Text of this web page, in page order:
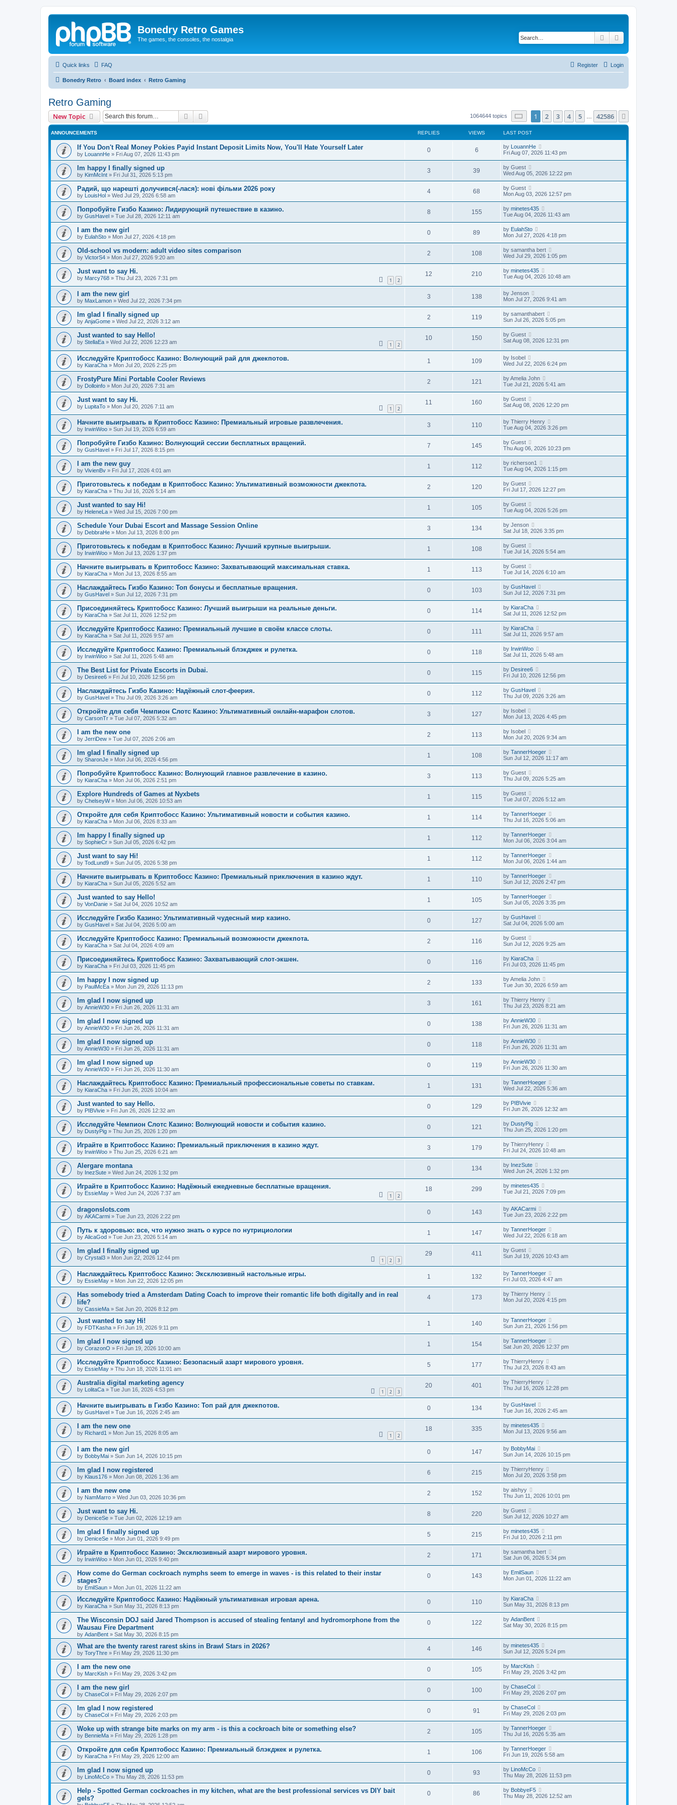
Bonedry Retro Games
The games, the consoles, the nostalgia Search
Quick links FAQ Login
Register
Bonedry Retro Board index Retro Gaming
Retro Gaming
New Topic Search 1064644 topics Page of 42586
1 2 3 4 5 42586
ANNOUNCEMENTS REPLIES VIEWS LAST POST
If You Don't Real Money Pokies Payid Instant Deposit Limits Now, You'll Hate Yourself Later
by LouannHe » Fri Aug 07, 2026 11:43 pm
0 6 by LouannHe
Fri Aug 07, 2026 11:43 pm
Im happy I finally signed up
by KimMcInt » Fri Jul 31, 2026 5:13 pm
3 39 by Guest
Wed Aug 05, 2026 12:22 pm
Радий, що нарешті долучився(-лася): нові фільми 2026 року
by LouisHol » Wed Jul 29, 2026 6:58 am
4 68 by Guest
Mon Aug 03, 2026 12:57 pm
Попробуйте Гизбо Казино: Лидирующий путешествие в казино.
by GusHavel » Tue Jul 28, 2026 12:11 am
8 155 by minetes435
Tue Aug 04, 2026 11:43 am
I am the new girl
by EulahSto » Mon Jul 27, 2026 4:18 pm
0 89 by EulahSto
Mon Jul 27, 2026 4:18 pm
Old-school vs modern: adult video sites comparison
by VictorS4 » Mon Jul 27, 2026 9:20 am
2 108 by samantha bert
Wed Jul 29, 2026 1:05 pm
Just want to say Hi.
by Marcy768 » Thu Jul 23, 2026 7:31 pm 1 2
12 210 by minetes435
Tue Aug 04, 2026 10:48 am
I am the new girl
by MaxLamon » Wed Jul 22, 2026 7:34 pm
3 138 by Jenson
Mon Jul 27, 2026 9:41 am
Im glad I finally signed up
by AnjaGome » Wed Jul 22, 2026 3:12 am
2 119 by samanthabert
Sun Jul 26, 2026 5:05 pm
Just wanted to say Hello!
by StellaEa » Wed Jul 22, 2026 12:23 am 1 2
10 150 by Guest
Sat Aug 08, 2026 12:31 pm
Исследуйте Криптобосс Казино: Волнующий рай для джекпотов.
by KiaraCha » Mon Jul 20, 2026 2:25 pm
1 109 by Isobel
Wed Jul 22, 2026 6:24 pm
FrostyPure Mini Portable Cooler Reviews
by Dolloinfo » Mon Jul 20, 2026 7:31 am
2 121 byAmelia John
Tue Jul 21, 2026 5:41 am
Just want to say Hi.
by LupitaTo » Mon Jul 20, 2026 7:11 am 1 2
11 160 by Guest
Sat Aug 08, 2026 12:20 pm
Начните выигрывать в Криптобосс Казино: Премиальный игровые развлечения.
by IrwinWoo » Sun Jul 19, 2026 6:59 am
3 110 by Thierry Henry
Tue Aug 04, 2026 3:26 pm
Попробуйте Гизбо Казино: Волнующий сессии бесплатных вращений.
by GusHavel » Fri Jul 17, 2026 8:15 pm
7 145 by Guest
Thu Aug 06, 2026 10:23 pm
I am the new guy
by VivienBv » Fri Jul 17, 2026 4:01 am
1 112 by richerson1
Tue Aug 04, 2026 1:15 pm
Приготовьтесь к победам в Криптобосс Казино: Ультимативный возможности джекпота.
by KiaraCha » Thu Jul 16, 2026 5:14 am
2 120 by Guest
Fri Jul 17, 2026 12:27 pm
Just wanted to say Hi!
by HeleneLa » Wed Jul 15, 2026 7:00 pm
1 105 by Guest
Tue Aug 04, 2026 5:26 pm
Schedule Your Dubai Escort and Massage Session Online
by DebbraHe » Mon Jul 13, 2026 8:00 pm
3 134 by Jenson
Sat Jul 18, 2026 3:35 pm
Приготовьтесь к победам в Криптобосс Казино: Лучший крупные выигрыши.
by IrwinWoo » Mon Jul 13, 2026 1:37 pm
1 108 by Guest
Tue Jul 14, 2026 5:54 am
Начните выигрывать в Криптобосс Казино: Захватывающий максимальная ставка.
by KiaraCha » Mon Jul 13, 2026 8:55 am
1 113 by Guest
Tue Jul 14, 2026 6:10 am
Наслаждайтесь Гизбо Казино: Топ бонусы и бесплатные вращения.
by GusHavel » Sun Jul 12, 2026 7:31 pm
0 103 by GusHavel
Sun Jul 12, 2026 7:31 pm
Присоединяйтесь Криптобосс Казино: Лучший выигрыши на реальные деньги.
by KiaraCha » Sat Jul 11, 2026 12:52 pm
0 114 by KiaraCha
Sat Jul 11, 2026 12:52 pm
Исследуйте Криптобосс Казино: Премиальный лучшие в своём классе слоты.
by KiaraCha » Sat Jul 11, 2026 9:57 am
0 111 by KiaraCha
Sat Jul 11, 2026 9:57 am
Исследуйте Криптобосс Казино: Премиальный блэкджек и рулетка.
by IrwinWoo » Sat Jul 11, 2026 5:48 am
0 118 by IrwinWoo
Sat Jul 11, 2026 5:48 am
The Best List for Private Escorts in Dubai.
by Desiree6 » Fri Jul 10, 2026 12:56 pm
0 115 by Desiree6
Fri Jul 10, 2026 12:56 pm
Наслаждайтесь Гизбо Казино: Надёжный слот-феерия.
by GusHavel » Thu Jul 09, 2026 3:26 am
0 112 by GusHavel
Thu Jul 09, 2026 3:26 am
Откройте для себя Чемпион Слотс Казино: Ультимативный онлайн-марафон слотов.
by CarsonTr » Tue Jul 07, 2026 5:32 am
3 127 by Isobel
Mon Jul 13, 2026 4:45 pm
I am the new one
by JerriDew » Tue Jul 07, 2026 2:06 am
2 113 by Isobel
Mon Jul 20, 2026 9:34 am
Im glad I finally signed up
by SharonJe » Mon Jul 06, 2026 4:56 pm
1 108 by TannerHoeger
Sun Jul 12, 2026 11:17 am
Попробуйте Криптобосс Казино: Волнующий главное развлечение в казино.
by KiaraCha » Mon Jul 06, 2026 2:51 pm
3 113 by Guest
Thu Jul 09, 2026 5:25 am
Explore Hundreds of Games at Nyxbets
by ChelseyW» Mon Jul 06, 2026 10:53 am
1 115 by Guest
Tue Jul 07, 2026 5:12 am
Откройте для себя Криптобосс Казино: Ультимативный новости и события казино.
by KiaraCha » Mon Jul 06, 2026 8:33 am
1 114 by TannerHoeger
Thu Jul 16, 2026 5:06 am
Im happy I finally signed up
by SophieCr » Sun Jul 05, 2026 6:42 pm
1 112 by TannerHoeger
Mon Jul 06, 2026 3:04 am
Just want to say Hi!
by TodLund9 » Sun Jul 05, 2026 5:38 pm
1 112 by TannerHoeger
Mon Jul 06, 2026 1:44 am
Начните выигрывать в Криптобосс Казино: Премиальный приключения в казино ждут.
by KiaraCha » Sun Jul 05, 2026 5:52 am
1 110 by TannerHoeger
Sun Jul 12, 2026 2:47 pm
Just wanted to say Hello!
by VonDanie » Sat Jul 04, 2026 10:52 am
1 105 by TannerHoeger
Sun Jul 05, 2026 3:35 pm
Исследуйте Гизбо Казино: Ультимативный чудесный мир казино.
by GusHavel » Sat Jul 04, 2026 5:00 am
0 127 by GusHavel
Sat Jul 04, 2026 5:00 am
Исследуйте Криптобосс Казино: Премиальный возможности джекпота.
by KiaraCha » Sat Jul 04, 2026 4:09 am
2 116 by Guest
Sun Jul 12, 2026 9:25 am
Присоединяйтесь Криптобосс Казино: Захватывающий слот-экшен.
by KiaraCha » Fri Jul 03, 2026 11:45 pm
0 116 by KiaraCha
Fri Jul 03, 2026 11:45 pm
Im happy I now signed up
by PaulMcEa » Mon Jun 29, 2026 11:13 pm
2 133 byAmelia John
Tue Jun 30, 2026 6:59 am
Im glad I now signed up
by AnnieW30 » Fri Jun 26, 2026 11:31 am
3 161 by Thierry Henry
Thu Jul 23, 2026 8:21 am
Im glad I now signed up
by AnnieW30 » Fri Jun 26, 2026 11:31 am
0 138 by AnnieW30
Fri Jun 26, 2026 11:31 am
Im glad I now signed up
by AnnieW30 » Fri Jun 26, 2026 11:31 am
0 118 by AnnieW30
Fri Jun 26, 2026 11:31 am
Im glad I now signed up
by AnnieW30 » Fri Jun 26, 2026 11:30 am
0 119 by AnnieW30
Fri Jun 26, 2026 11:30 am
Наслаждайтесь Криптобосс Казино: Премиальный профессиональные советы по ставкам.
by KiaraCha » Fri Jun 26, 2026 10:04 am
1 131 by TannerHoeger
Wed Jul 22, 2026 5:36 am
Just wanted to say Hello.
by PIBVivie » Fri Jun 26, 2026 12:32 am
0 129 by PIBVivie
Fri Jun 26, 2026 12:32 am
Исследуйте Чемпион Слотс Казино: Волнующий новости и события казино.
by DustyPig » Thu Jun 25, 2026 1:20 pm
0 121 by DustyPig
Thu Jun 25, 2026 1:20 pm
Играйте в Криптобосс Казино: Премиальный приключения в казино ждут.
by IrwinWoo » Thu Jun 25, 2026 6:21 am
3 179 by ThierryHenry
Fri Jul 24, 2026 10:48 am
Alergare montana
by InezSute » Wed Jun 24, 2026 1:32 pm
0 134 by InezSute
Wed Jun 24, 2026 1:32 pm
Играйте в Криптобосс Казино: Надёжный ежедневные бесплатные вращения.
by EssieMay » Wed Jun 24, 2026 7:37 am 1 2
18 299 by minetes435
Tue Jul 21, 2026 7:09 pm
dragonslots.com
by AKACarmi » Tue Jun 23, 2026 2:22 pm
0 143 by AKACarmi
Tue Jun 23, 2026 2:22 pm
Путь к здоровью: все, что нужно знать о курсе по нутрициологии
by AlicaGod » Tue Jun 23, 2026 5:14 am
1 147 by TannerHoeger
Wed Jul 22, 2026 6:18 am
Im glad I finally signed up
by Crystal3 » Mon Jun 22, 2026 12:44 pm 1 2 3
29 411 by Guest
Sun Jul 19, 2026 10:43 am
Наслаждайтесь Криптобосс Казино: Эксклюзивный настольные игры.
by EssieMay » Mon Jun 22, 2026 12:05 pm
1 132 by TannerHoeger
Fri Jul 03, 2026 4:47 am
Has somebody tried a Amsterdam Dating Coach to improve their romantic life both digitally and in real
life?
by CassieMa » Sat Jun 20, 2026 8:12 pm
4 173 by Thierry Henry
Mon Jul 20, 2026 4:15 pm
Just wanted to say Hi!
by FDTKasha » Fri Jun 19, 2026 9:11 pm
1 140 by TannerHoeger
Sun Jun 21, 2026 1:56 pm
Im glad I now signed up
by CorazonO » Fri Jun 19, 2026 10:00 am
1 154 by TannerHoeger
Sat Jun 20, 2026 12:37 pm
Исследуйте Криптобосс Казино: Безопасный азарт мирового уровня.
by EssieMay » Thu Jun 18, 2026 11:01 am
5 177 by ThierryHenry
Thu Jul 23, 2026 8:43 am
Australia digital marketing agency
by LolitaCa » Tue Jun 16, 2026 4:53 pm 1 2 3
20 401 by ThierryHenry
Thu Jul 16, 2026 12:28 pm
Начните выигрывать в Гизбо Казино: Топ рай для джекпотов.
by GusHavel » Tue Jun 16, 2026 2:45 am
0 134 by GusHavel
Tue Jun 16, 2026 2:45 am
I am the new one
by Richard1 » Mon Jun 15, 2026 8:05 am 1 2
18 335 by minetes435
Mon Jul 13, 2026 9:56 am
I am the new girl
by BobbyMai » Sun Jun 14, 2026 10:15 pm
0 147 by BobbyMai
Sun Jun 14, 2026 10:15 pm
Im glad I now registered
by Klaus176 » Mon Jun 08, 2026 1:36 am
6 215 by ThierryHenry
Mon Jul 20, 2026 3:58 pm
I am the new one
by NamMarro » Wed Jun 03, 2026 10:36 pm
2 152 by aishyy
Thu Jun 11, 2026 10:01 pm
Just want to say Hi.
by DeniceSe » Tue Jun 02, 2026 12:19 am
8 220 by Guest
Sun Jul 12, 2026 10:27 am
Im glad I finally signed up
by DeniceSe » Mon Jun 01, 2026 9:49 pm
5 215 by minetes435
Fri Jul 10, 2026 2:11 pm
Играйте в Криптобосс Казино: Эксклюзивный азарт мирового уровня.
by IrwinWoo » Mon Jun 01, 2026 9:40 pm
2 171 by samantha bert
Sat Jun 06, 2026 5:34 pm
How come do German cockroach nymphs seem to emerge in waves - is this related to their instar
stages?
by EmilSaun » Mon Jun 01, 2026 11:22 am
0 143 by EmilSaun
Mon Jun 01, 2026 11:22 am
Исследуйте Криптобосс Казино: Надёжный ультимативная игровая арена.
by KiaraCha » Sun May 31, 2026 8:13 pm
0 110 by KiaraCha
Sun May 31, 2026 8:13 pm
The Wisconsin DOJ said Jared Thompson is accused of stealing fentanyl and hydromorphone from the
Wausau Fire Department
by AdanBent » Sat May 30, 2026 8:15 pm
0 122 by AdanBent
Sat May 30, 2026 8:15 pm
What are the twenty rarest rarest skins in Brawl Stars in 2026?
by ToryThre » Fri May 29, 2026 11:30 pm
4 146 by minetes435
Sun Jul 12, 2026 5:24 pm
I am the new one
by MarcKish » Fri May 29, 2026 3:42 pm
0 105 by MarcKish
Fri May 29, 2026 3:42 pm
I am the new girl
by ChaseCol » Fri May 29, 2026 2:07 pm
0 100 by ChaseCol
Fri May 29, 2026 2:07 pm
Im glad I now registered
by ChaseCol » Fri May 29, 2026 2:03 pm
0 91 by ChaseCol
Fri May 29, 2026 2:03 pm
Woke up with strange bite marks on my arm - is this a cockroach bite or something else?
by BennieMa » Fri May 29, 2026 1:28 pm
2 105 by TannerHoeger
Thu Jul 16, 2026 5:35 am
Откройте для себя Криптобосс Казино: Премиальный блэкджек и рулетка.
by KiaraCha » Fri May 29, 2026 12:00 am
1 106 by TannerHoeger
Fri Jun 19, 2026 5:58 am
Im glad I now signed up
by LinoMcCo » Thu May 28, 2026 11:53 pm
0 93 by LinoMcCo
Thu May 28, 2026 11:53 pm
Help - Spotted German cockroaches in my kitchen, what are the best professional services vs DIY bait
gels?
0 86 by BobbyeF5
Thu May 28, 2026 12:52 am